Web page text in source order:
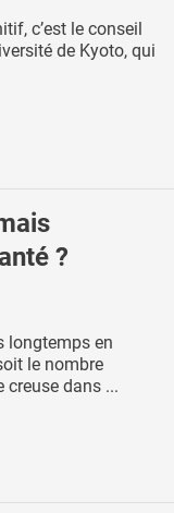
c’est le conseil
de Kyoto, qui
?
longtemps en
le nombre
creuse dans ...